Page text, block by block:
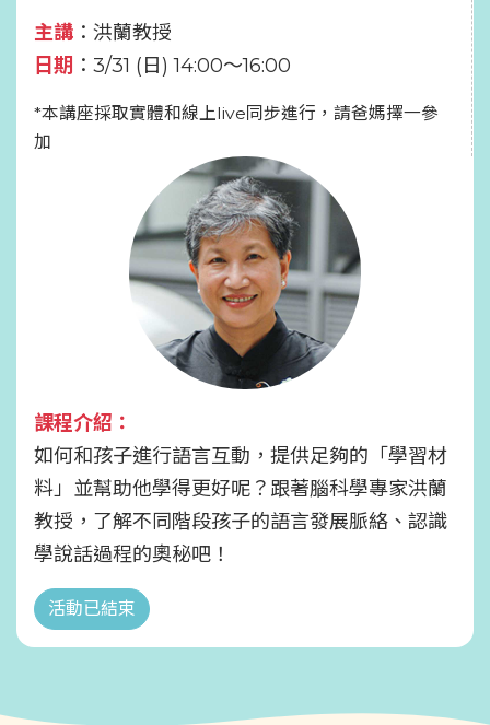
主講 ：洪蘭教授
日期 ：3/31 (日) 14:00～16:00
*本講座採取實體和線上live同步進行，請爸媽擇一參
加
課程介紹：
如何和孩子進行語言互動，提供足夠的「學習材
料」並幫助他學得更好呢？跟著腦科學專家洪蘭
教授，了解不同階段孩子的語言發展脈絡、認識
學說話過程的奧秘吧！
活動已結束